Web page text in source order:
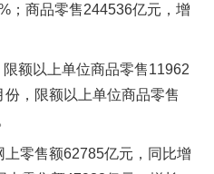
；商品零售244536亿元，增
额以上单位商品零售11962
，限额以上单位商品零售
零售额62785亿元，同比增